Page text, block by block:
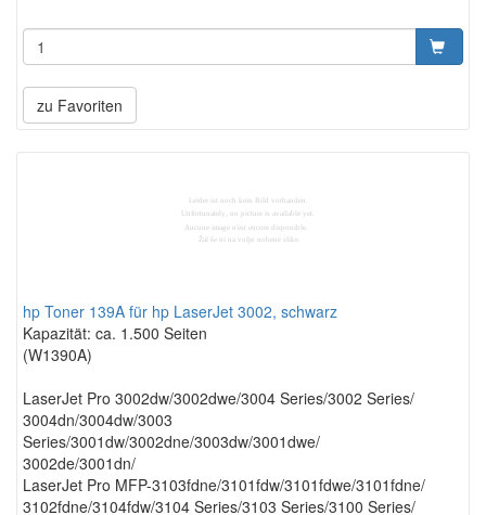
zu Favoriten
hp Toner 139A für hp LaserJet 3002, schwarz
Kapazität: ca. 1.500 Seiten
(W1390A)
LaserJet Pro 3002dw/3002dwe/3004 Series/3002 Series/
3004dn/3004dw/3003
Series/3001dw/3002dne/3003dw/3001dwe/
3002de/3001dn/
LaserJet Pro MFP-3103fdne/3101fdw/3101fdwe/3101fdne/
3102fdne/3104fdw/3104 Series/3103 Series/3100 Series/